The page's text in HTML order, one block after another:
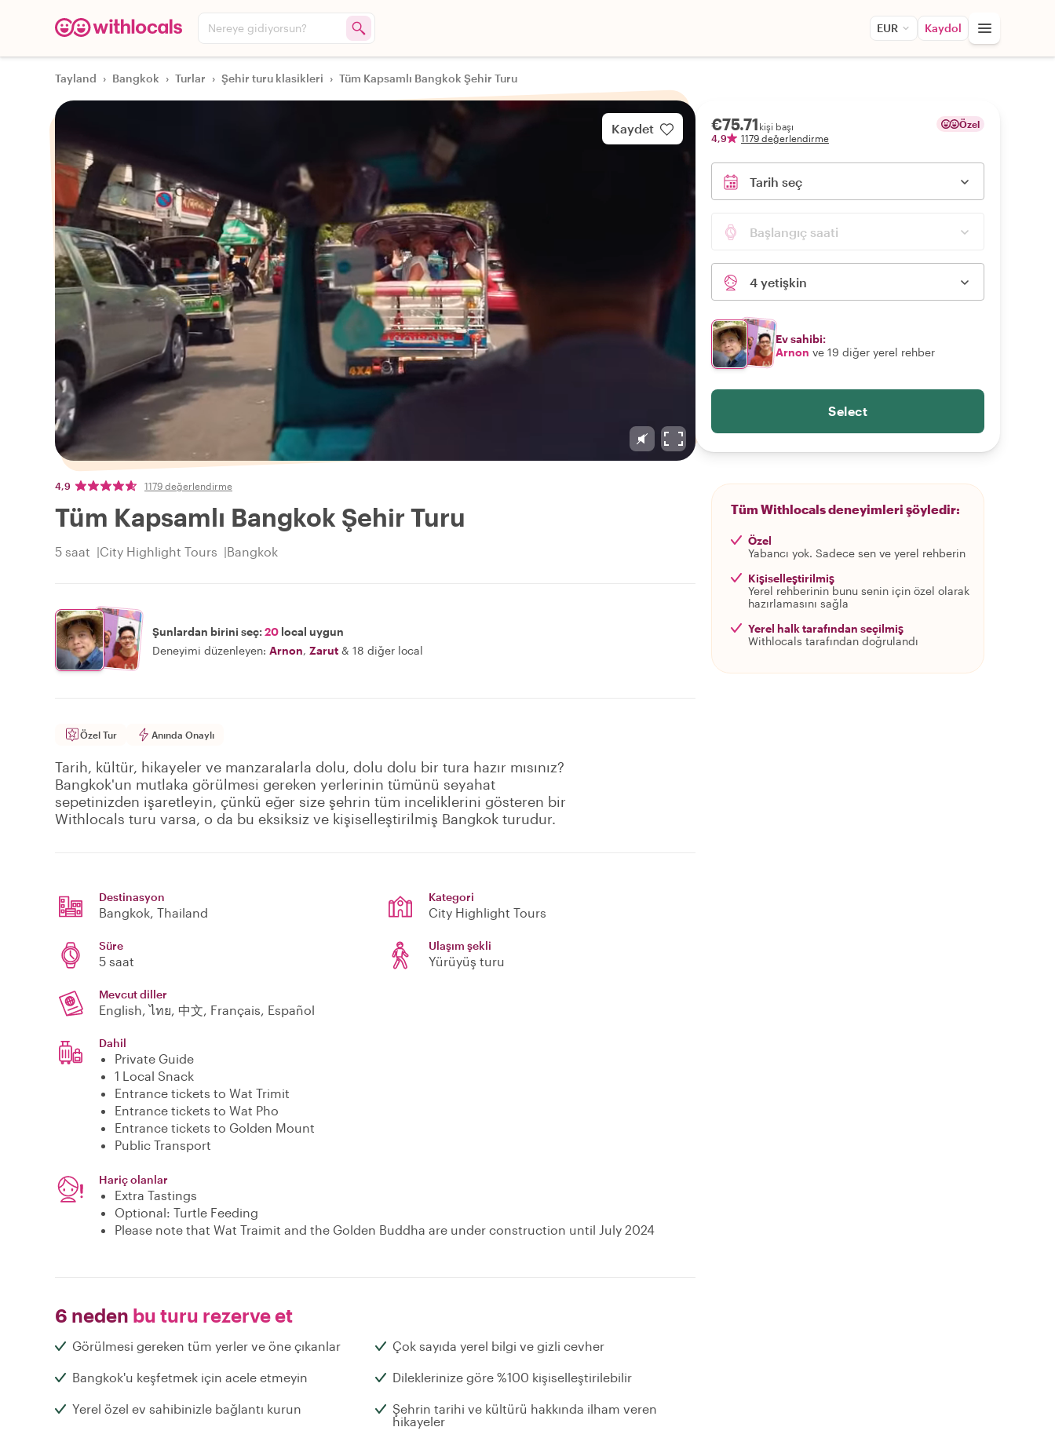
Nereye gidiyorsun? EUR Kaydol
Tayland › Bangkok › Turlar › Şehir turu klasikleri › Tüm Kapsamlı Bangkok Şehir Turu
Kaydet
4,9 1179 değerlendirme
Tüm Kapsamlı Bangkok Şehir Turu
5 saat City Highlight Tours Bangkok
Şunlardan birini seç:20 local uygun
Deneyimi düzenleyen: Arnon, Zarut & 18 diğer local
Özel Tur Anında Onaylı
Tarih, kültür, hikayeler ve manzaralarla dolu, dolu dolu bir tura hazır mısınız?
Bangkok'un mutlaka görülmesi gereken yerlerinin tümünü seyahat
sepetinizden işaretleyin, çünkü eğer size şehrin tüm inceliklerini gösteren bir
Withlocals turu varsa, o da bu eksiksiz ve kişiselleştirilmiş Bangkok turudur.
Destinasyon
Bangkok, Thailand
Kategori
City Highlight Tours
Süre
5 saat
Ulaşım şekli
Yürüyüş turu
Mevcut diller
English, ไทย, 中文, Français, Español
Dahil
Private Guide
1 Local Snack
Entrance tickets to Wat Trimit
Entrance tickets to Wat Pho
Entrance tickets to Golden Mount
Public Transport
Hariç olanlar
Extra Tastings
Optional: Turtle Feeding
Please note that Wat Traimit and the Golden Buddha are under construction until July 2024
6 neden bu turu rezerve et
Görülmesi gereken tüm yerler ve öne çıkanlar Çok sayıda yerel bilgi ve gizli cevher
Bangkok'u keşfetmek için acele etmeyin Dileklerinize göre %100 kişiselleştirilebilir
Yerel özel ev sahibinizle bağlantı kurun
Şehrin tarihi ve kültürü hakkında ilham veren
hikayeler
€75.71 kişi başı
4,9
1179 değerlendirme
Özel
Tarih seç
Başlangıç saati
4 yetişkin
Ev sahibi:
Arnon ve 19 diğer yerel rehber
Select
Tüm Withlocals deneyimleri şöyledir:
Özel
Yabancı yok. Sadece sen ve yerel rehberin
Kişiselleştirilmiş
Yerel rehberinin bunu senin için özel olarak
hazırlamasını sağla
Yerel halk tarafından seçilmiş
Withlocals tarafından doğrulandı